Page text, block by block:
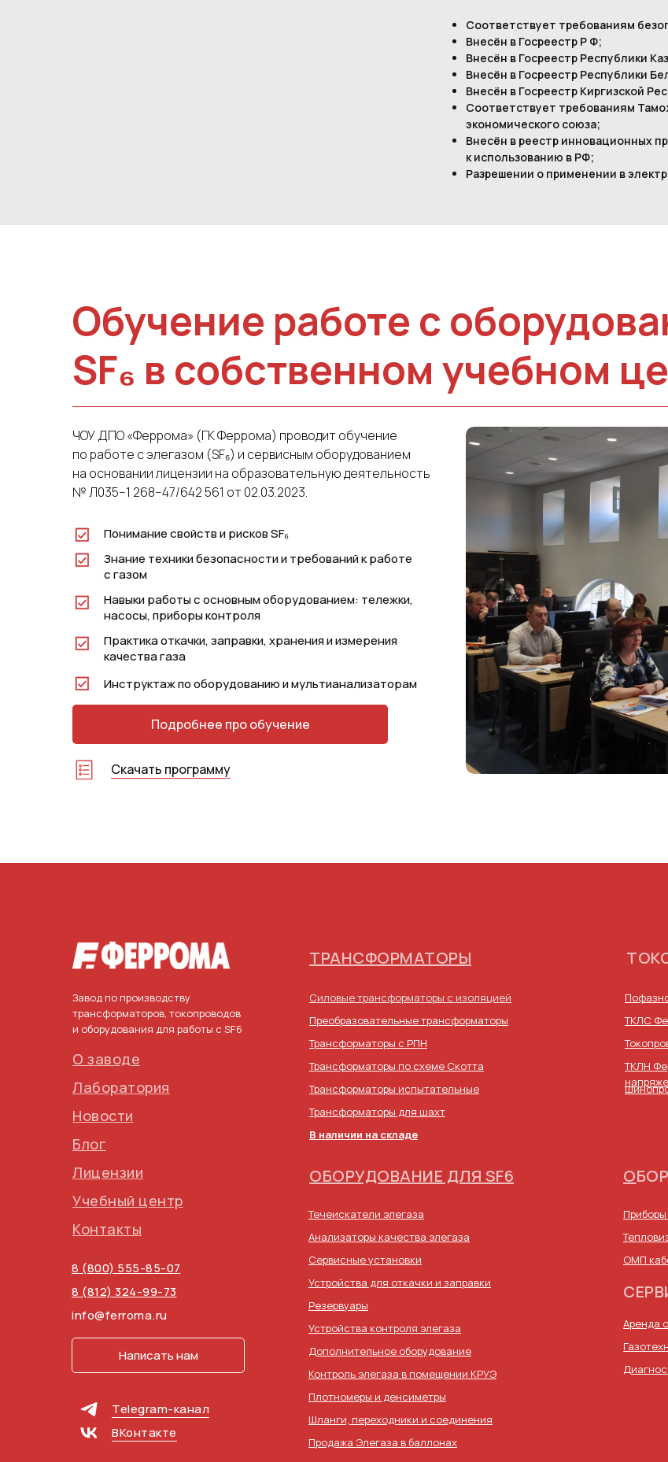
Соответствует требованиям
Внесён в Госреестр Р Ф;
Внесён в Госреестр Республики
Внесён в Госреестр Республики
Внесён в Госреестр Киргизской
Соответствует требованиям
экономического союза;
Внесён в реестр инновационных
к использованию в РФ;
Разрешении о применении в
Обучение работе с
SF₆ в собственном учебном
ЧОУ ДПО «Феррома» (ГК Феррома) проводит обучение
по работе с элегазом (SF₆) и сервисным оборудованием
на основании лицензии на образовательную деятельность
№ Л035−1 268−47/642 561 от 02.03.2023.
Понимание свойств и рисков SF₆
Знание техники безопасности и требований к работе
с газом
Практика откачки, заправки, хранения и измерения
качества газа
Инструктаж по оборудованию и мультианализаторам
Навыки работы с основным оборудованием: тележки,
насосы, приборы контроля
Подробнее про обучение
Скачать программу
Завод по производству
трансформаторов, токопроводов
и оборудования для работы с SF6
ТРАНСФОРМАТОРЫ
Силовые трансформаторы с изоляцией
Преобразовательные трансформаторы
Трансформаторы с РПН
Трансформаторы по схеме Скотта
Трансформаторы испытательные
Трансформаторы для шахт
В наличии на складе
ТКЛС
О заводе
Лаборатория
Аренда
Новости
Блог
Лицензии
Учебный центр
Контакты
8 (800) 555-85-07
8 (812) 324-99-73
info@ferroma.ru
Telegram-канал
О
ОМП
ТКЛН
Устройства для откачки и заправки
Сервисные установки
Анализаторы качества элегаза
Течеискатели элегаза
ОБОРУДОВАНИЕ ДЛЯ SF6
Резервуары
Устройства контроля элегаза
Контроль элегаза в помещении КРУЭ
Плотномеры и денсиметры
Шланги, переходники и соединения
Продажа Элегаза в баллонах
Дополнительное оборудование
Написать нам
ВКонтакте